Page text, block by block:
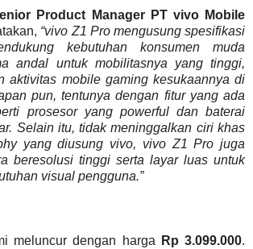
Product Manager PT vivo Mobile
“vivo Z1 Pro mengusung spesifikasi
kebutuhan konsumen muda
andal untuk mobilitasnya yang tinggi,
aktivitas mobile gaming kesukaannya di
pun, tentunya dengan fitur yang ada
prosesor yang powerful dan baterai
Selain itu, tidak meninggalkan ciri khas
yang diusung vivo, vivo Z1 Pro juga
beresolusi tinggi serta layar luas untuk
visual pengguna.”
meluncur dengan harga Rp 3.099.000.